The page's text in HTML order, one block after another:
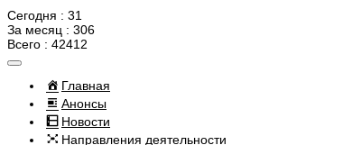
Сегодня : 31
За месяц : 306
Всего : 42412
Главная
Анонсы
Новости
Направления деятельности